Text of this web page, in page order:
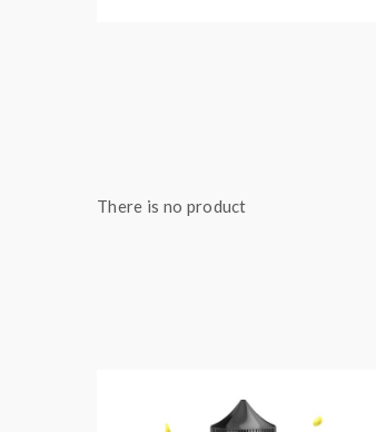
1 x 120 ml Flasche mit 10ml Aroma
There is no product